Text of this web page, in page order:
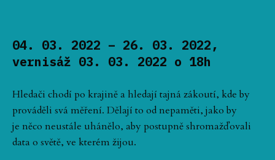
04. 03. 2022 – 26. 03. 2022,
vernisáž 03. 03. 2022 o 18h
Hledači chodí po krajině a hledají tajná zákoutí, kde by
prováděli svá měření. Dělají to od nepaměti, jako by
je něco neustále uhánělo, aby postupně shromažďovali
data o světě, ve kterém žijou.